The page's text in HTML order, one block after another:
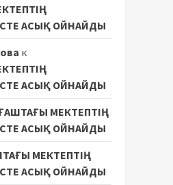
АСЫҚ ОЙНАЙДЫ
к
АСЫҚ ОЙНАЙДЫ
МЕКТЕПТІҢ
АСЫҚ ОЙНАЙДЫ
МЕКТЕПТІҢ
АСЫҚ ОЙНАЙДЫ